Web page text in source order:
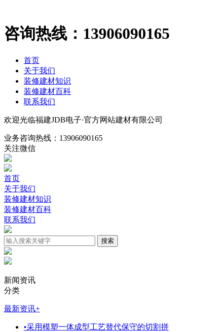
咨询热线： 13906090165
首页
关于我们
装修建材知识
装修建材百科
联系我们
欢迎光临福建JDB电子·官方网站建材有限公司
业务咨询热线： 13906090165
关注微信
首页
关于我们
装修建材知识
装修建材百科
联系我们
新闻资讯
分类
最新资讯+
•采用模塑一体成型工艺替代保守的切割拼